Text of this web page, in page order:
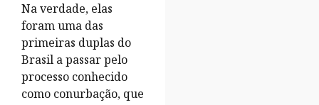
Na verdade, elas
foram uma das
primeiras duplas do
Brasil a passar pelo
processo conhecido
como conurbação, que